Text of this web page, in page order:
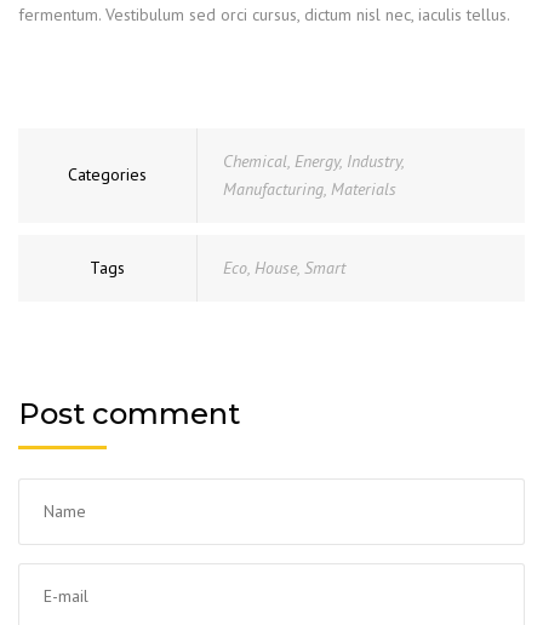
fermentum. Vestibulum sed orci cursus, dictum nisl nec, iaculis tellus.
Categories
Chemical, Energy, Industry,
Manufacturing, Materials
Tags Eco, House, Smart
Post comment